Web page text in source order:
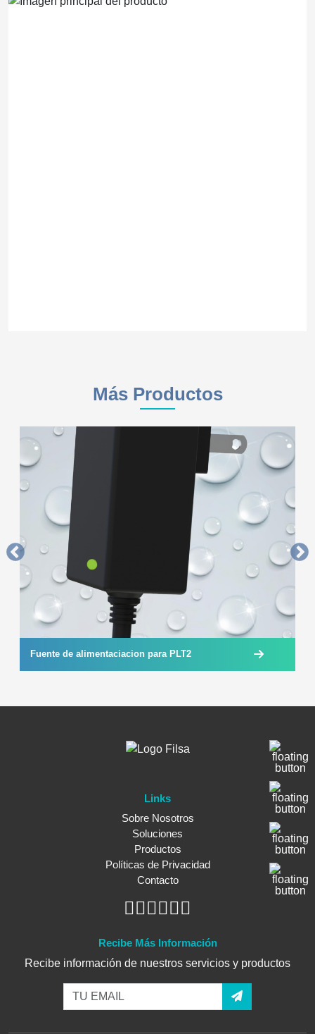
Más Productos
Fuente de alimentaciacion para PLT2
Links
Sobre Nosotros
Soluciones
Productos
Políticas de Privacidad
Contacto
Recibe Más Información
Recibe información de nuestros servicios y productos